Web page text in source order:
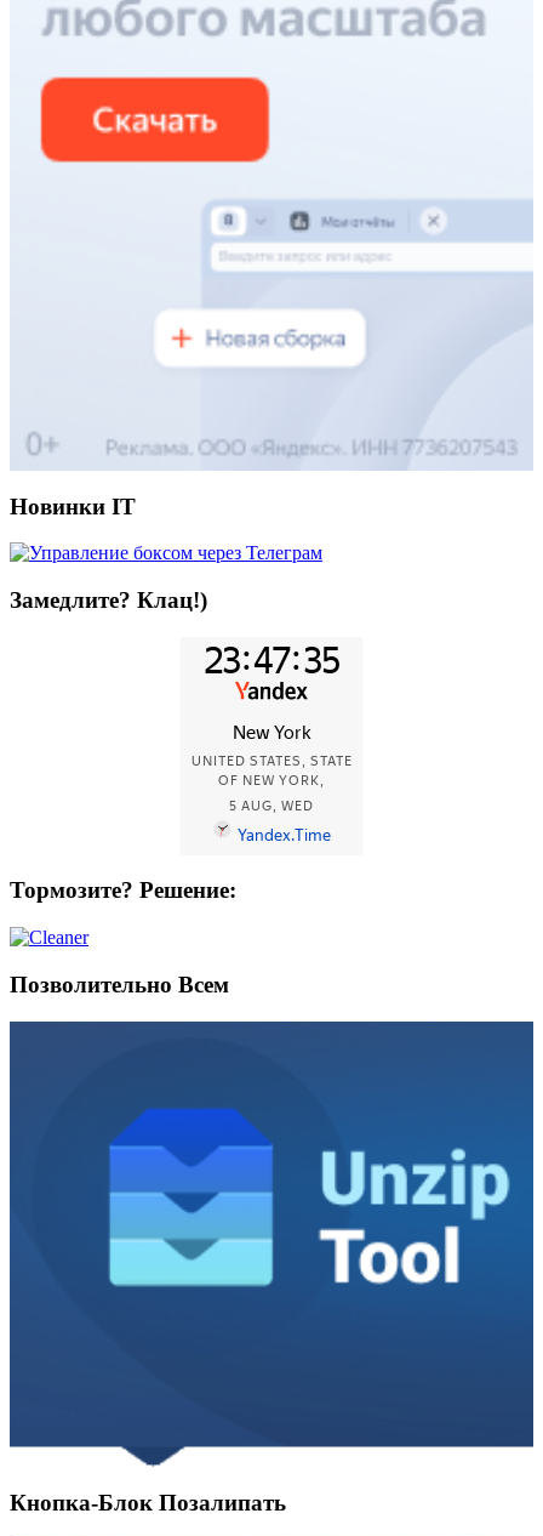
Новинки IT
Замедлите? Клац!)
Тормозите? Решение:
Позволительно Всем
Кнопка-Блок Позалипать